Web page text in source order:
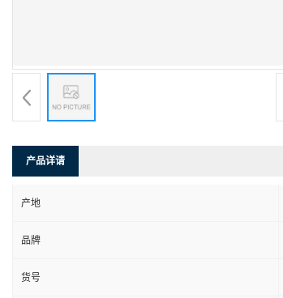
产品详请
产地
品牌
货号